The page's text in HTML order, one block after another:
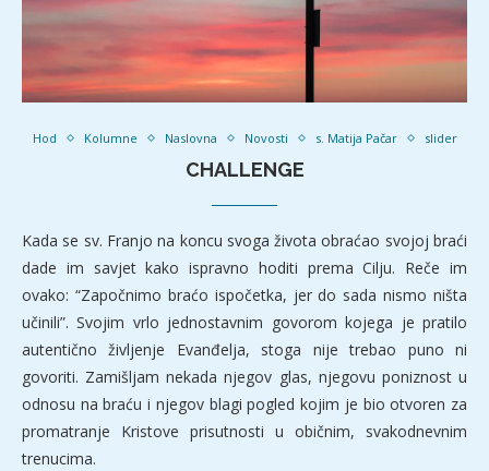
Hod Kolumne Naslovna Novosti s. Matija Pačar slider
CHALLENGE
Kada se sv. Franjo na koncu svoga života obraćao svojoj braći
dade im savjet kako ispravno hoditi prema Cilju. Reče im
ovako: “Započnimo braćo ispočetka, jer do sada nismo ništa
učinili”. Svojim vrlo jednostavnim govorom kojega je pratilo
autentično življenje Evanđelja, stoga nije trebao puno ni
govoriti. Zamišljam nekada njegov glas, njegovu poniznost u
odnosu na braću i njegov blagi pogled kojim je bio otvoren za
promatranje Kristove prisutnosti u običnim, svakodnevnim
trenucima.